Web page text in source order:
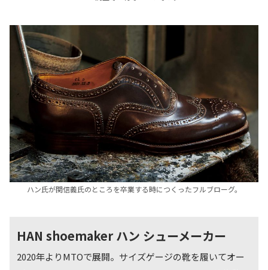
ハン氏が関信義氏のところを卒業する時につくったフルブローグ。
HAN shoemaker ハン シューメーカー
2020年よりMTOで展開。サイズゲージの靴を履いてオー